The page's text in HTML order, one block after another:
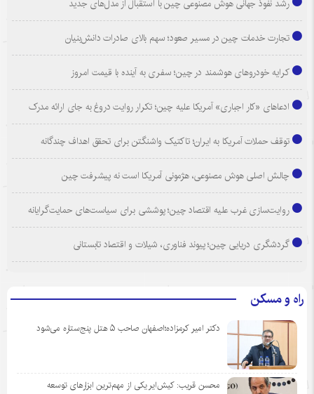
رشد نفوذ جهانی هوش مصنوعی چین با استقبال از مدل‌های جدید
تجارت خدمات چین در مسیر صعود؛ سهم بالای صادرات دانش‌بنیان
کرایه خودروهای هوشمند در چین؛ سفری به آینده با قیمت امروز
ادعاهای «کار اجباری» آمریکا علیه چین؛ تکرار روایت دروغ به جای ارائه مدرک
توقف حملات آمریکا به ایران؛ تاکتیک واشنگتن برای تحقق اهداف چندگانه
چالش اصلی هوش مصنوعی، هژمونی آمریکا است نه پیشرفت چین
روایت‌سازی غرب علیه اقتصاد چین؛ پوششی برای سیاست‌های حمایت‌گرایانه
گردشگری دریایی چین؛ پیوند فناوری، شیلات و اقتصاد تابستانی
راه و مسکن
دکتر امیر کرمزاده؛اصفهان صاحب ۵ هتل پنج‌ستاره می‌شود
محسن قریب: کیش‌ایر یکی از مهم‌ترین ابزارهای توسعه